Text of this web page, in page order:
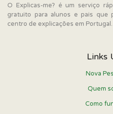
O Explicas-me? é um serviço
gratuito para alunos e pais que
centro de explicações em Portugal.
Links
Nova
Quem
Como